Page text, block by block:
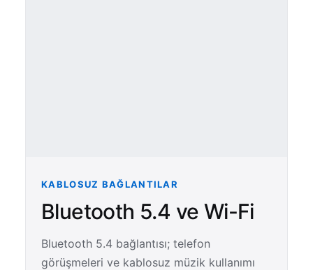
KABLOSUZ BAĞLANTILAR
Bluetooth 5.4 ve Wi-Fi
Bluetooth 5.4 bağlantısı; telefon
görüşmeleri ve kablosuz müzik kullanımı